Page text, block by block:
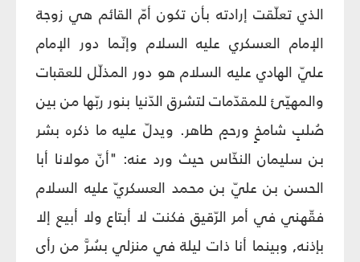
الذي تعلّقت إرادته بأن تكون أمّ القائم هي زوجة
الإمام العسكري عليه السلام وإنّما دور الإمام
عليّ الهادي عليه السلام هو دور المذلّل للعقبات
والمهيّئ للمقدّمات لتشرق الدّنيا بنور ربّها من بين
صُلبٍ شامخٍ ورحمٍ طاهر. ويدلّ عليه ما ذكره بشر
بن سليمان النخّاس حيث ورد عنه: "أنّ مولانا أبا
الحسن بن عليّ بن محمد العسكريّ عليه السلام
فقّهني في أمر الرّقيق فكنت لا أبتاع ولا أبيع إلا
بإذنه, وبينما أنا ذات ليلة في منزلي بسُرَّ من رأى